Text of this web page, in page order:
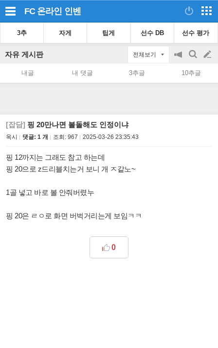
FC 온라인 인벤
3추 자게 팁게 선수 DB 선수 평가
자유 게시판 전체보기
공
지
on/off
검
색
글
쓰
내글 내 댓글 3추글 10추글
[잡담] 핑 20만나면 볼돌해도 인정이냐
옥시 댓글: 1 개 조회: 967 2025-03-26 23:35:43
핑 12까지는 그래도 참고 하는데
핑 20으로 z드리블치는거 보니 개 ㅈ같노~
1골 넣고 바로 볼 안줘버렸누
핑 20은 ㄹㅇ로 화면 버벅거리는게 보임ㅋㅋ
0